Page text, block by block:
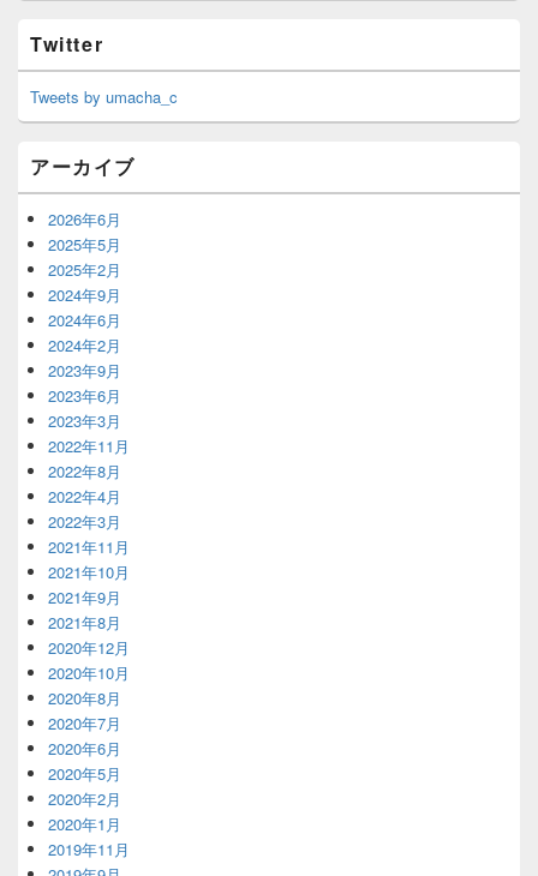
Twitter
Tweets by umacha_c
アーカイブ
2026年6月
2025年5月
2025年2月
2024年9月
2024年6月
2024年2月
2023年9月
2023年6月
2023年3月
2022年11月
2022年8月
2022年4月
2022年3月
2021年11月
2021年10月
2021年9月
2021年8月
2020年12月
2020年10月
2020年8月
2020年7月
2020年6月
2020年5月
2020年2月
2020年1月
2019年11月